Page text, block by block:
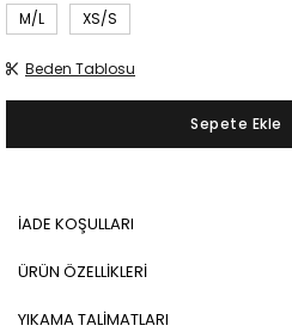
M/L
XS/S
Beden Tablosu
İADE KOŞULLARI
ÜRÜN ÖZELLİKLERİ
YIKAMA TALİMATLARI